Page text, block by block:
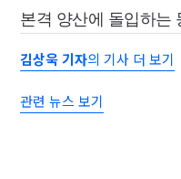
본격 양산에 돌입하는
김상욱 기자의 기사 더 보기
관련 뉴스 보기